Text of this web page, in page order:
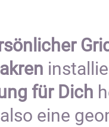
Grid
für Dich
eine